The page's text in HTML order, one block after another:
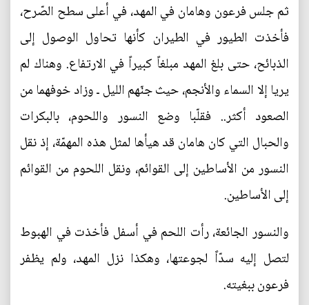
ثم جلس فرعون وهامان في المهد، في أعلى سطح الصّرح،
فأخذت الطيور في الطيران كأنها تحاول الوصول إلى
الذبائح، حتى بلغ المهد مبلغاً كبيراً في الارتفاع. وهناك لم
يريا إلا السماء والأنجم، حيث جنّهم الليل ـ وزاد خوفهما من
الصعود أكثر.. فقلّبا وضع النسور واللحوم، بالبكرات
والحبال التي كان هامان قد هيأها لمثل هذه المهمّة، إذ نقل
النسور من الأساطين إلى القوائم، ونقل اللحوم من القوائم
إلى الأساطين.
والنسور الجائعة، رأت اللحم في أسفل فأخذت في الهبوط
لتصل إليه سدّاً لجوعتها، وهكذا نزل المهد، ولم يظفر
فرعون ببغيته.